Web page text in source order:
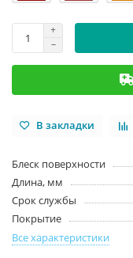
В закладки
Блеск поверхности
Длина, мм
Срок службы
Покрытие
Все характеристики